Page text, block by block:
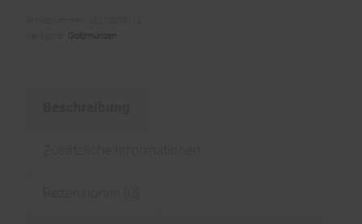
Goldmünzen